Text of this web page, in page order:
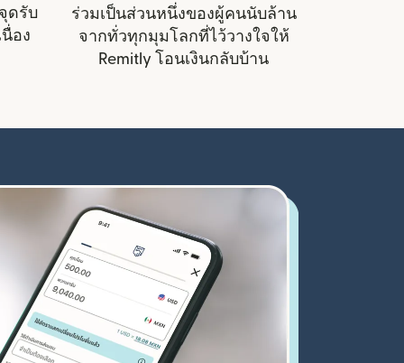
ดรับ
อง
ร่วมเป็นส่วนหนึ่งของผู้คนนับล้าน
จากทั่วทุกมุมโลกที่ไว้วางใจให้
Remitly โอนเงินกลับบ้าน